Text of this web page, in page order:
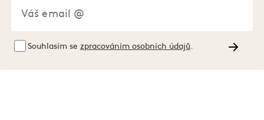
Souhlasím se zpracováním osobních údajů